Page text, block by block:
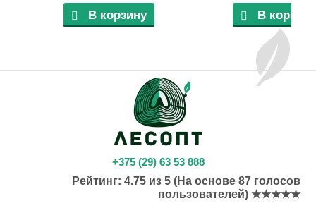
В корзину В корзину
+375 (29) 63 53 888
Рейтинг: 4.75из 5(На основе 87голосов
пользователей) ★★★★★